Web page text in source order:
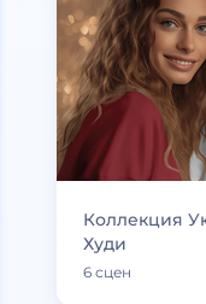
Коллекция
Худи
6 сцен